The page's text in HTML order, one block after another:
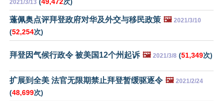
2021/3/13
蓬佩奥点评拜登政府对华及外交与移民政策 🖼️ 2021/3/10
(52,254次)
拜登因气候行政令 被美国12个州起诉 🖼️ 2021/3/8 (51,349次)
扩展到全美 法官无限期禁止拜登暂缓驱逐令 🖼️ 2021/2/24
(48,699次)